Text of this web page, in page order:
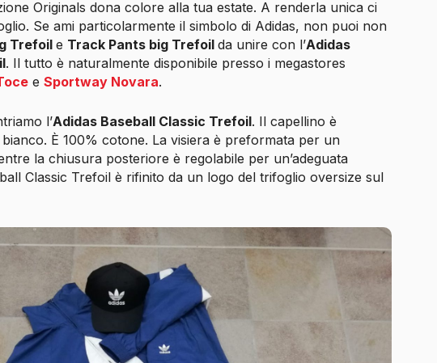
Originals dona colore alla tua estate. A renderla unica ci
Se ami particolarmente il simbolo di Adidas, non puoi non
Trefoile Track Pants big Trefoilda unire con l’Adidas
. Il tutto è naturalmente disponibile presso i megastores
eSportway Novara.
l’Adidas Baseball Classic Trefoil. Il capellino è
È 100% cotone. La visiera è preformata per un
la chiusura posteriore è regolabile per un’adeguata
Classic Trefoil è rifinito da un logo del trifoglio oversize sul